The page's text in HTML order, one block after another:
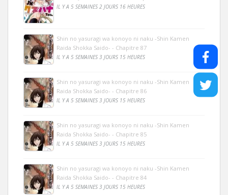
IL Y A 5 SEMAINES 2 JOURS 16 HEURES
Shin no yasuragi wa konoyo ni naku -Shin Kamen
Raida Shokka Saido- - Chapitre 87
IL Y A 5 SEMAINES 3 JOURS 15 HEURES
Shin no yasuragi wa konoyo ni naku -Shin Kamen
Raida Shokka Saido- - Chapitre 86
IL Y A 5 SEMAINES 3 JOURS 15 HEURES
Shin no yasuragi wa konoyo ni naku -Shin Kamen
Raida Shokka Saido- - Chapitre 85
IL Y A 5 SEMAINES 3 JOURS 15 HEURES
Shin no yasuragi wa konoyo ni naku -Shin Kamen
Raida Shokka Saido- - Chapitre 84
IL Y A 5 SEMAINES 3 JOURS 15 HEURES